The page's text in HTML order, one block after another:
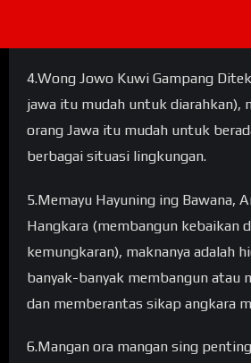
4.Wong Jowo Kuwi Gampang
jawa itu mudah untuk diarahkan),
orang Jawa itu mudah untuk
berbagai situasi lingkungan.
5.Memayu Hayuning ing Bawana,
Hangkara (membangun kebaikan
kemungkaran), maknanya adalah
banyak-banyak membangun atau
dan memberantas sikap angkara
6.Mangan ora mangan sing